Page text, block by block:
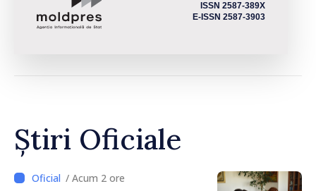
ISSN 2587-389X
E-ISSN 2587-3903
Știri Oficiale
/ Acum 2 ore